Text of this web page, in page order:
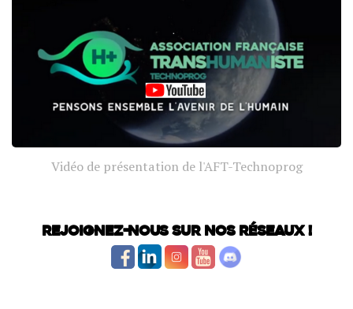
Vidéo de présentation de l'AFT-Technoprog
Rejoignez-nous sur nos réseaux !